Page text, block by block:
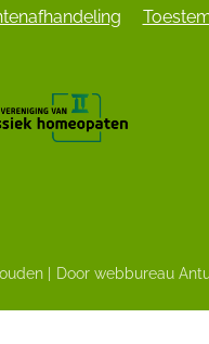
| Door webbureau